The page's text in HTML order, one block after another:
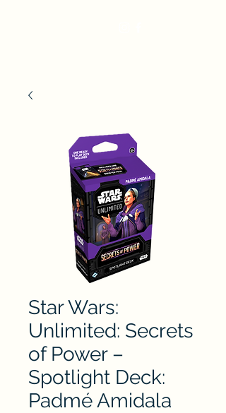
Star Wars:
Unlimited: Secrets
of Power –
Spotlight Deck:
Padmé Amidala